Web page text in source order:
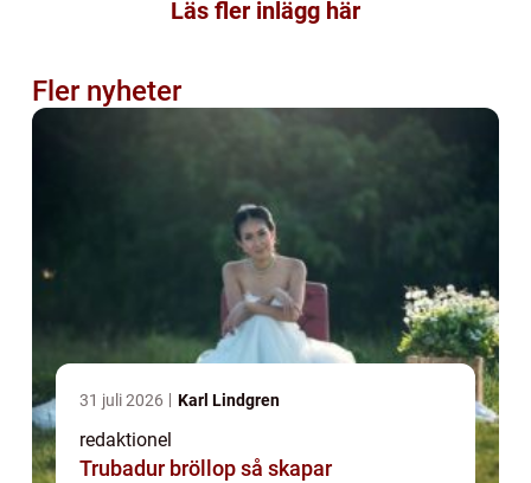
Läs fler inlägg här
Fler nyheter
31 juli 2026 Karl Lindgren
redaktionel
Trubadur bröllop så skapar